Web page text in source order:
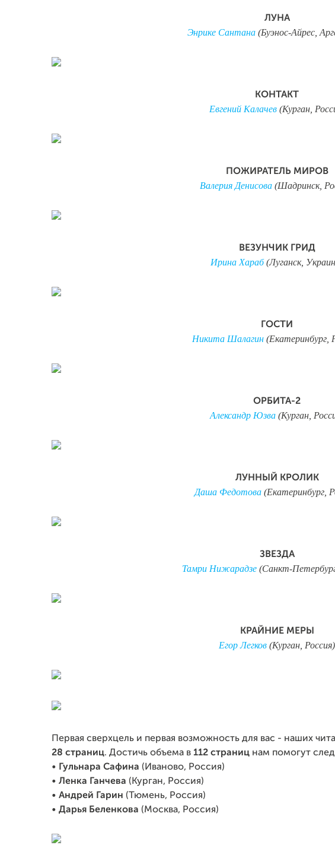
ЛУНА
Энрике Сантана(Буэнос-Айрес,
КОНТАКТ
Евгений Калачев(Курган,
ПОЖИРАТЕЛЬ МИРОВ
Валерия Денисова(Шадринск,
ВЕЗУНЧИК ГРИД
Ирина Хараб(Луганск,
ГОСТИ
Никита Шалагин (Екатеринбург,
ОРБИТА-2
Александр Юзва (Курган,
ЛУННЫЙ КРОЛИК
Даша Федотова (Екатеринбург,
ЗВЕЗДА
Тамри Нижарадзе (Санкт-
КРАЙНИЕ МЕРЫ
Егор Легков (Курган, Россия)
Первая сверхцель и первая возможность для вас - наших
28 страниц. Достичь объема в 112 страниц нам помогут
• Гульнара Сафина (Иваново, Россия)
• Ленка Ганчева (Курган, Россия)
• Андрей Гарин (Тюмень, Россия)
• Дарья Беленкова (Москва, Россия)